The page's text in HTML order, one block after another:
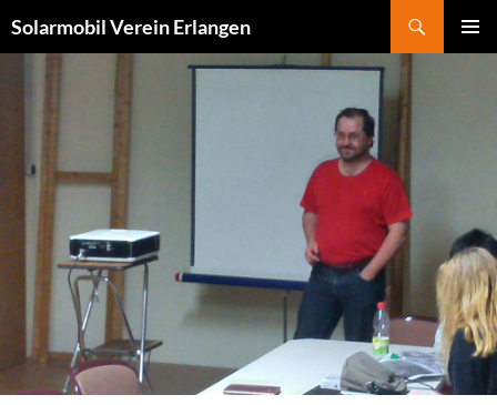
Inhalt
springen
Solarmobil Verein Erlangen